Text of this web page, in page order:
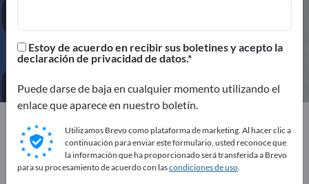
25 24
Distribuidores
Equipamiento de la empresa / Mobiliario institucional
Instalaciones fabriles y de almacenamiento
Puestos de ensamblaje
Estoy de acuerdo en recibir sus boletines y acepto la
declaración de privacidad de datos.
Puede darse de baja en cualquier momento utilizando el
enlace que aparece en nuestro boletín.
Utilizamos Brevo como plataforma de marketing. Al hacer clic a
continuación para enviar este formulario, usted reconoce que
la información que ha proporcionado será transferida a Brevo
para su procesamiento de acuerdo con lascondiciones de uso.